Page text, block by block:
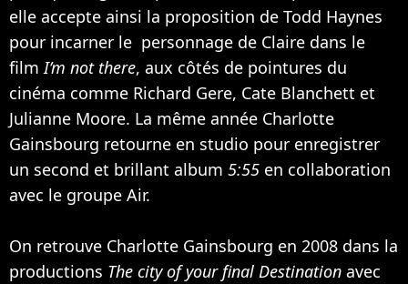
elle accepte ainsi la proposition de Todd Haynes
pour incarner le personnage de Claire dans le
filmI’m not there, aux côtés de pointures du
cinéma comme Richard Gere, Cate Blanchett et
Julianne Moore. La même année Charlotte
Gainsbourg retourne en studio pour enregistrer
un second et brillant album 5:55 en collaboration
avec le groupe Air.
On retrouve Charlotte Gainsbourg en 2008 dans la
productions The city of your final Destination avec